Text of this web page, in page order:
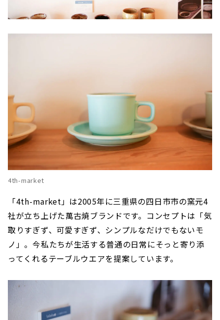
4th-market
「4th-market」は2005年に三重県の四日市市の窯元4
社が立ち上げた萬古焼ブランドです。コンセプトは「気
取りすぎず、可愛すぎず、シンプルなだけでもないモ
ノ」。今私たちが生活する普通の日常にそっと寄り添
ってくれるテーブルウエアを提案しています。